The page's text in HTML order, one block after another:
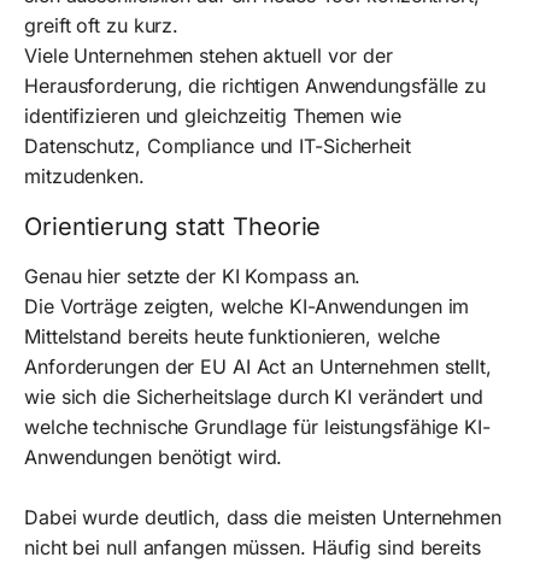
greift oft zu kurz.
Viele Unternehmen stehen aktuell vor der
Herausforderung, die richtigen Anwendungsfälle zu
identifizieren und gleichzeitig Themen wie
Datenschutz, Compliance und IT-Sicherheit
mitzudenken.
Orientierung statt Theorie
Genau hier setzte der KI Kompass an.
Die Vorträge zeigten, welche KI-Anwendungen im
Mittelstand bereits heute funktionieren, welche
Anforderungen der EU AI Act an Unternehmen stellt,
wie sich die Sicherheitslage durch KI verändert und
welche technische Grundlage für leistungsfähige KI-
Anwendungen benötigt wird.
Dabei wurde deutlich, dass die meisten Unternehmen
nicht bei null anfangen müssen. Häufig sind bereits